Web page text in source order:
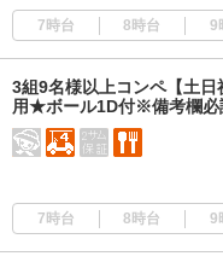
7時台 8時台 9
3組9名様以上コンペ【土
用★ボール1D付※備考欄必
7時台 8時台 9